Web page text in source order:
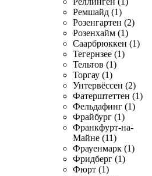
Ремшайд (1)
Розенгартен (2)
Розенхайм (1)
Саарбрюккен (1)
Тегернзее (1)
Тельтов (1)
Торгау (1)
Унтервёссен (2)
Фатерштеттен (1)
Фельдафинг (1)
Фрайбург (1)
Франкфурт-на-
Майне (11)
Фрауенмарк (1)
Фридберг (1)
Фюрт (1)